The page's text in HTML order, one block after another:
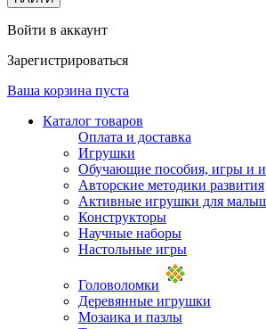
Войти в аккаунт
Зарегистрироваться
Ваша корзина пуста
Каталог товаров
Оплата и доставка
Игрушки
Обучающие пособия, игры и
Авторские методики развития
Активные игрушки для
Конструкторы
Научные наборы
Настольные игры
Головоломки
Деревянные игрушки
Мозаика и пазлы